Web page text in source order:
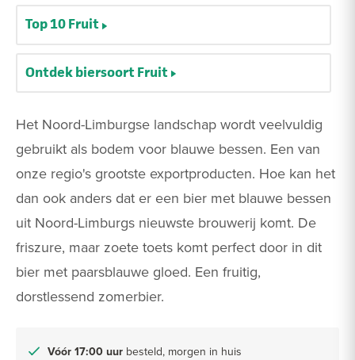
Het Noord-Limburgse landschap wordt veelvuldig
gebruikt als bodem voor blauwe bessen. Een van
onze regio's grootste exportproducten. Hoe kan het
dan ook anders dat er een bier met blauwe bessen
uit Noord-Limburgs nieuwste brouwerij komt. De
friszure, maar zoete toets komt perfect door in dit
bier met paarsblauwe gloed. Een fruitig,
dorstlessend zomerbier.
Vóór 17:00 uur besteld, morgen in huis
Top 10 Fruit
Ontdek biersoort Fruit